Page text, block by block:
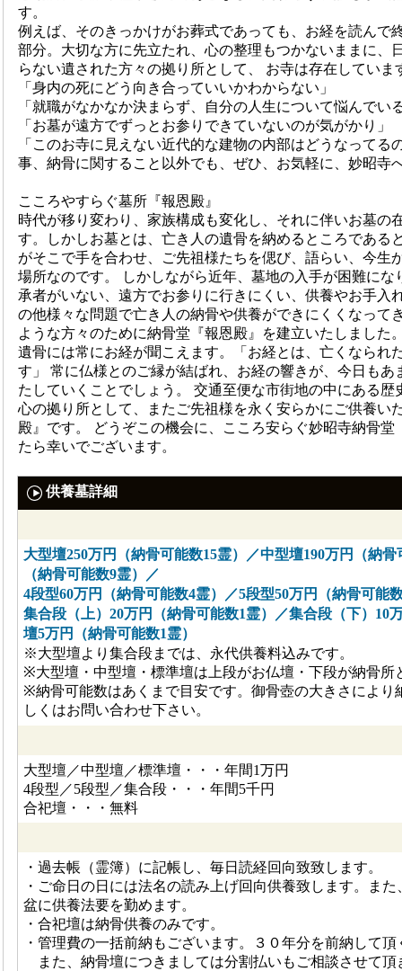
す。
例えば、そのきっかけがお葬式であっても、お経を読んで
部分。大切な方に先立たれ、心の整理もつかないままに、
らない遺された方々の拠り所として、 お寺は存在していま
「身内の死にどう向き合っていいかわからない」
「就職がなかなか決まらず、自分の人生について悩んでい
「お墓が遠方でずっとお参りできていないのが気がかり」
「このお寺に見えない近代的な建物の内部はどうなってる
事、納骨に関すること以外でも、ぜひ、お気軽に、妙昭寺
こころやすらぐ墓所『報恩殿』
時代が移り変わり、家族構成も変化し、それに伴いお墓の
す。しかしお墓とは、亡き人の遺骨を納めるところである
がそこで手を合わせ、ご先祖様たちを偲び、語らい、今生
場所なのです。 しかしながら近年、墓地の入手が困難に
承者がいない、遠方でお参りに行きにくい、供養やお手入
の他様々な問題で亡き人の納骨や供養ができにくくなって
ような方々のために納骨堂『報恩殿』を建立いたしました
遺骨には常にお経が聞こえます。「お経とは、亡くなられ
す」 常に仏様とのご縁が結ばれ、お経の響きが、今日も
たしていくことでしょう。 交通至便な市街地の中にある
心の拠り所として、またご先祖様を永く安らかにご供養い
殿』です。 どうぞこの機会に、こころ安らぐ妙昭寺納骨
たら幸いでございます。
供養墓詳細
大型壇250万円（納骨可能数15霊）／中型壇190万円（納
（納骨可能数9霊）／
4段型60万円（納骨可能数4霊）／5段型50万円（納骨可能
集合段（上）20万円（納骨可能数1霊）／集合段（下）10
壇5万円（納骨可能数1霊）
※大型壇より集合段までは、永代供養料込みです。
※大型壇・中型壇・標準壇は上段がお仏壇・下段が納骨所
※納骨可能数はあくまで目安です。御骨壺の大きさにより
しくはお問い合わせ下さい。
大型壇／中型壇／標準壇・・・年間1万円
4段型／5段型／集合段・・・年間5千円
合祀壇・・・無料
・過去帳（霊簿）に記帳し、毎日読経回向致致します。
・ご命日の日には法名の読み上げ回向供養致します。ま
盆に供養法要を勤めます。
・合祀壇は納骨供養のみです。
・管理費の一括前納もございます。３０年分を前納して
また、納骨壇につきましては分割払いもご相談させて頂